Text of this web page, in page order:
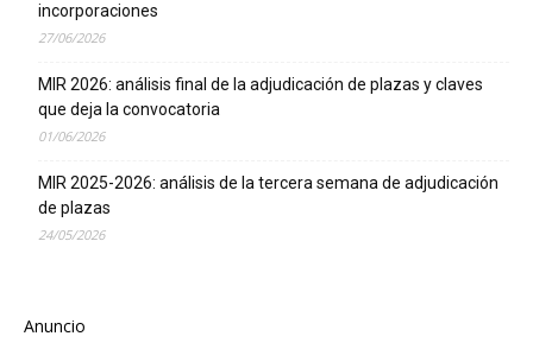
incorporaciones
27/06/2026
MIR 2026: análisis final de la adjudicación de plazas y claves
que deja la convocatoria
01/06/2026
MIR 2025-2026: análisis de la tercera semana de adjudicación
de plazas
24/05/2026
Anuncio